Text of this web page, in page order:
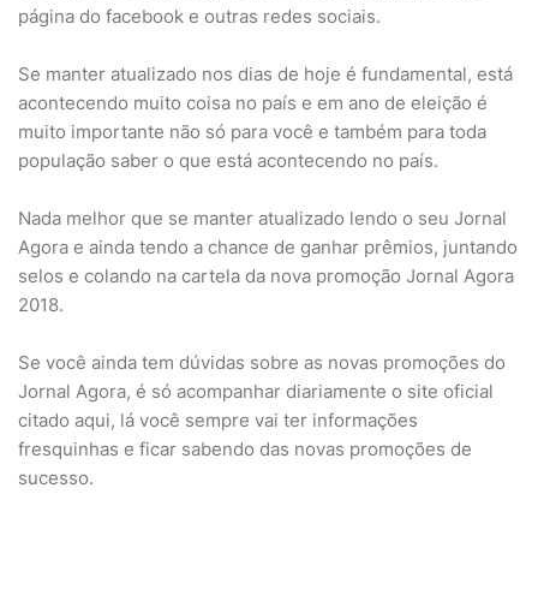
página do facebook e outras redes sociais.
Se manter atualizado nos dias de hoje é fundamental, está
acontecendo muito coisa no país e em ano de eleição é
muito importante não só para você e também para toda
população saber o que está acontecendo no país.
Nada melhor que se manter atualizado lendo o seu Jornal
Agora e ainda tendo a chance de ganhar prêmios, juntando
selos e colando na cartela da nova promoção Jornal Agora
2018.
Se você ainda tem dúvidas sobre as novas promoções do
Jornal Agora, é só acompanhar diariamente o site oficial
citado aqui, lá você sempre vai ter informações
fresquinhas e ficar sabendo das novas promoções de
sucesso.